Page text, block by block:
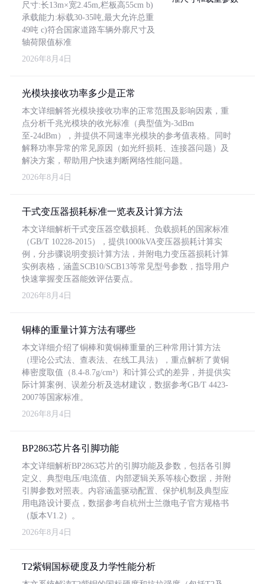
尺寸:长13m×宽2.45m,栏板高55cm b)
承载能力:标载30-35吨,最大允许总重
49吨 c)符合国家道路车辆外廓尺寸及
轴荷限值标准
2026年8月4日
光模块接收功率多少是正常
本文详细解答光模块接收功率的正常范围及影响因素，重
点分析千兆光模块的收光标准（典型值为-3dBm
至-24dBm），并提供不同速率光模块的参考值表格。同时
解释功率异常的常见原因（如光纤损耗、连接器问题）及
解决方案，帮助用户快速判断网络性能问题。
2026年8月4日
干式变压器损耗标准一览表及计算方法
本文详细解析干式变压器空载损耗、负载损耗的国家标准
（GB/T 10228-2015），提供1000kVA变压器损耗计算实
例，分步骤说明变损计算方法，并附电力变压器损耗计算
实例表格，涵盖SCB10/SCB13等常见型号参数，指导用户
快速掌握变压器能效评估要点。
2026年8月4日
铜棒的重量计算方法有哪些
本文详细介绍了铜棒和黄铜棒重量的三种常用计算方法
（理论公式法、查表法、在线工具法），重点解析了黄铜
棒密度取值（8.4-8.7g/cm³）和计算公式的差异，并提供实
际计算案例、误差分析及选材建议，数据参考GB/T 4423-
2007等国家标准。
2026年8月4日
BP2863芯片各引脚功能
本文详细解析BP2863芯片的引脚功能及参数，包括各引脚
定义、典型电压/电流值、内部逻辑关系等核心数据，并附
引脚参数对照表。内容涵盖驱动配置、保护机制及典型应
用电路设计要点，数据参考自杭州士兰微电子官方规格书
（版本V1.2）。
2026年8月4日
T2紫铜国标硬度及力学性能分析